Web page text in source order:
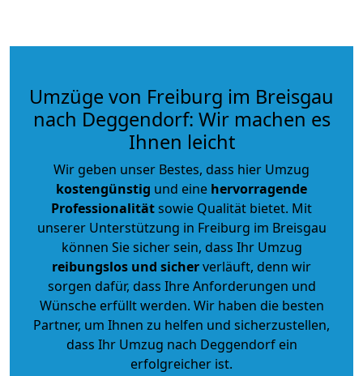
Umzüge von Freiburg im Breisgau
nach Deggendorf: Wir machen es
Ihnen leicht
Wir geben unser Bestes, dass hier Umzug
kostengünstig und eine hervorragende
Professionalitätsowie Qualität bietet. Mit
unserer Unterstützung in Freiburg im Breisgau
können Sie sicher sein, dass Ihr Umzug
reibungslos und sicherverläuft, denn wir
sorgen dafür, dass Ihre Anforderungen und
Wünsche erfüllt werden. Wir haben die besten
Partner, um Ihnen zu helfen und sicherzustellen,
dass Ihr Umzug nach Deggendorf ein
erfolgreicher ist.